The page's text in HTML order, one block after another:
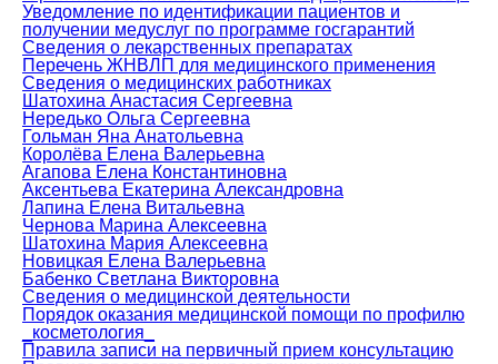
Уведомление по идентификации пациентов и
получении медуслуг по программе госгарантий
Сведения о лекарственных препаратах
Перечень ЖНВЛП для медицинского применения
Сведения о медицинских работниках
Шатохина Анастасия Сергеевна
Нередько Ольга Сергеевна
Гольман Яна Анатольевна
Королёва Елена Валерьевна
Агапова Елена Константиновна
Аксентьева Екатерина Александровна
Лапина Елена Витальевна
Чернова Марина Алексеевна
Шатохина Мария Алексеевна
Новицкая Елена Валерьевна
Бабенко Светлана Викторовна
Сведения о медицинской деятельности
Порядок оказания медицинской помощи по профилю
_косметология_
Правила записи на первичный прием консультацию